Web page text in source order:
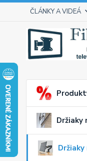
ČLÁNKY A VIDEÁ
Držiaky